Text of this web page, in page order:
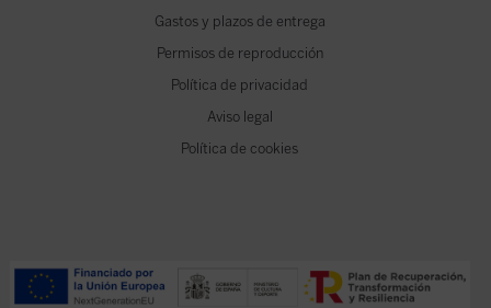
Gastos y plazos de entrega
Permisos de reproducción
Política de privacidad
Aviso legal
Política de cookies